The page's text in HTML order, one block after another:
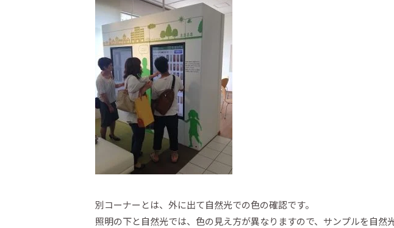
別コーナーとは、外に出て自然光での色の確認です。
照明の下と自然光では、色の見え方が異なりますので、サンプルを自然